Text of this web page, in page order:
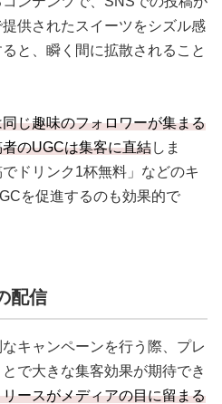
供されたスイーツをシズル感
と、瞬く間に拡散されること
じ趣味のフォロワーが集まる
のUGCは集客に直結しま
ドリンク1杯無料」などのキ
を促進するのも効果的で
配信
キャンペーンを行う際、プレ
で大きな集客効果が期待でき
ースがメディアの目に留まる